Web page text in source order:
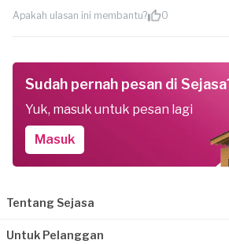
Apakah ulasan ini membantu?
0
Sudah pernah pesan di
Yuk, masuk untuk pesan lagi
Masuk
Tentang Sejasa
Untuk Pelanggan